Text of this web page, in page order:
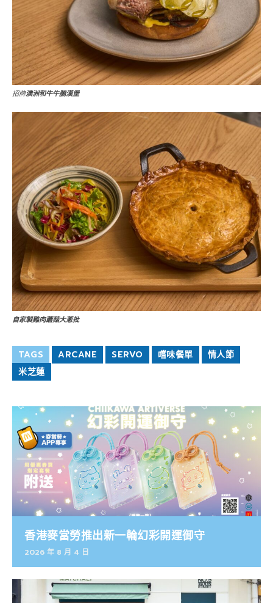
招牌澳洲和牛牛腩漢堡
自家製雞肉蘑菇大蔥批
TAGS ARCANE SERVO 嚐味餐單
情人節
米芝蓮
香港麥當勞推出新一輪幻彩開運御守
2026 年 8 月 4 日